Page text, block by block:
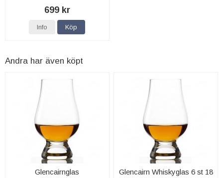
699 kr
Info Köp
Andra har även köpt
Glencairnglas
Glencairn Whiskyglas 6 st 18